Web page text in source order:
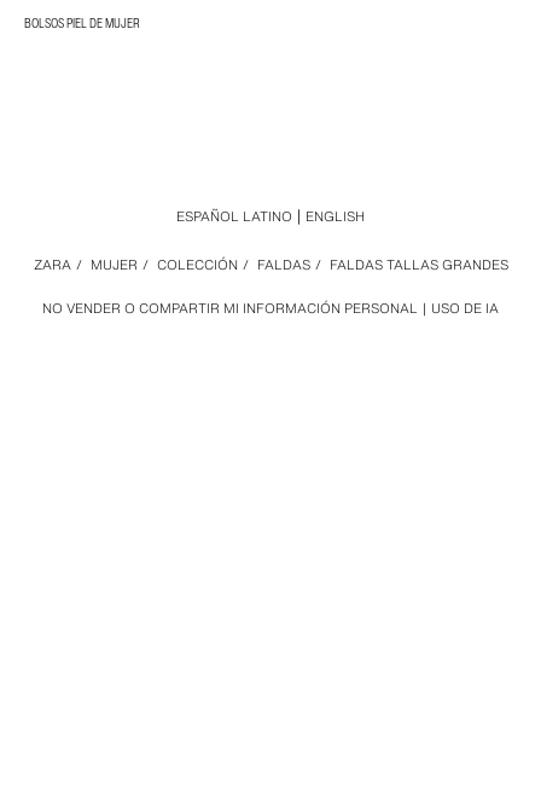
BOLSOS PIEL DE MUJER
NO VENDER O COMPARTIR MI INFORMACIÓN PERSONAL USO DE IA
ZARA / MUJER / COLECCIÓN / FALDAS / FALDAS TALLAS GRANDES
ESPAÑOL LATINO ENGLISH